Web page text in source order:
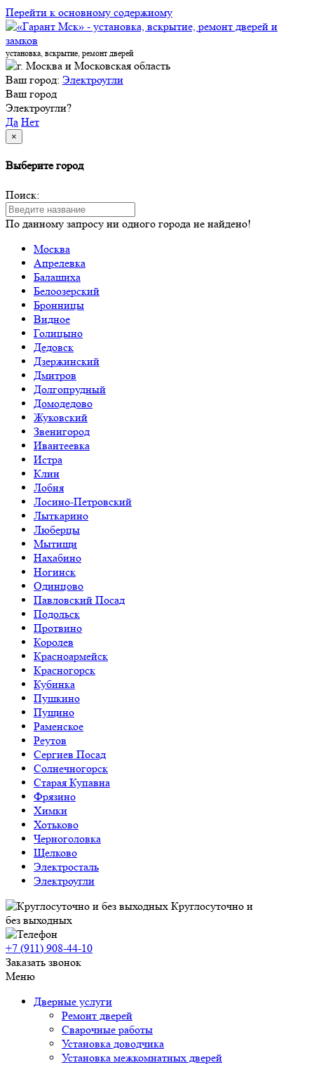
Перейти к основному содержиому
установка, вскрытие, ремонт дверей
Ваш город: Электроугли
Ваш город
Электроугли?
Да Нет
×
Выберите город
Поиск:
По данному запросу ни одного города не найдено!
Москва
Апрелевка
Балашиха
Белоозерский
Бронницы
Видное
Голицыно
Дедовск
Дзержинский
Дмитров
Долгопрудный
Домодедово
Жуковский
Звенигород
Ивантеевка
Истра
Клин
Лобня
Лосино-Петровский
Лыткарино
Люберцы
Мытищи
Нахабино
Ногинск
Одинцово
Павловский Посад
Подольск
Протвино
Королев
Красноармейск
Красногорск
Кубинка
Пушкино
Пущино
Раменское
Реутов
Сергиев Посад
Солнечногорск
Старая Купавна
Фрязино
Химки
Хотьково
Черноголовка
Щелково
Электросталь
Электроугли
Круглосуточно и
без выходных
+7 (911) 908-44-10
Заказать звонок
Меню
Дверные услуги
Ремонт дверей
Сварочные работы
Установка доводчика
Установка межкомнатных дверей